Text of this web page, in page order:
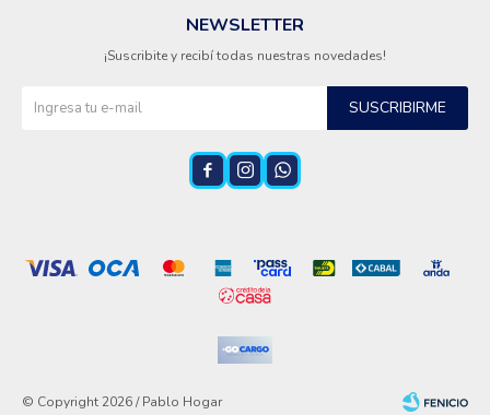
NEWSLETTER
¡Suscribite y recibí todas nuestras novedades!
SUSCRIBIRME
  
© Copyright 2026 / Pablo Hogar